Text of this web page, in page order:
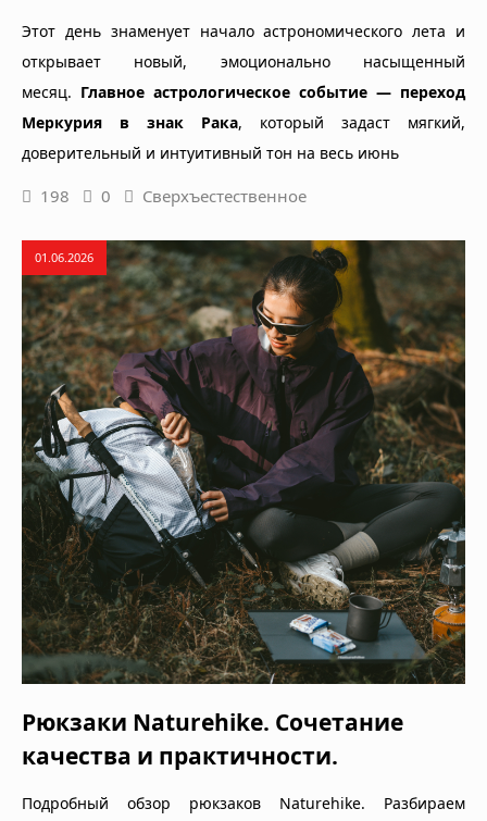
Этот день знаменует начало астрономического лета и
открывает новый, эмоционально насыщенный
месяц. Главное астрологическое событие — переход
Меркурия в знак Рака, который задаст мягкий,
доверительный и интуитивный тон на весь июнь
198 0 Сверхъестественное
01.06.2026
Рюкзаки Naturehike. Сочетание
качества и практичности.
Подробный обзор рюкзаков Naturehike. Разбираем